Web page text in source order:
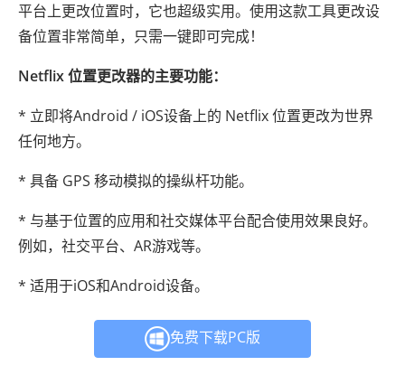
平台上更改位置时，它也超级实用。使用这款工具更改设
备位置非常简单，只需一键即可完成！
Netflix 位置更改器的主要功能：
* 立即将Android / iOS设备上的 Netflix 位置更改为世界
任何地方。
* 具备 GPS 移动模拟的操纵杆功能。
* 与基于位置的应用和社交媒体平台配合使用效果良好。
例如，社交平台、AR游戏等。
* 适用于iOS和Android设备。
免费下载PC版